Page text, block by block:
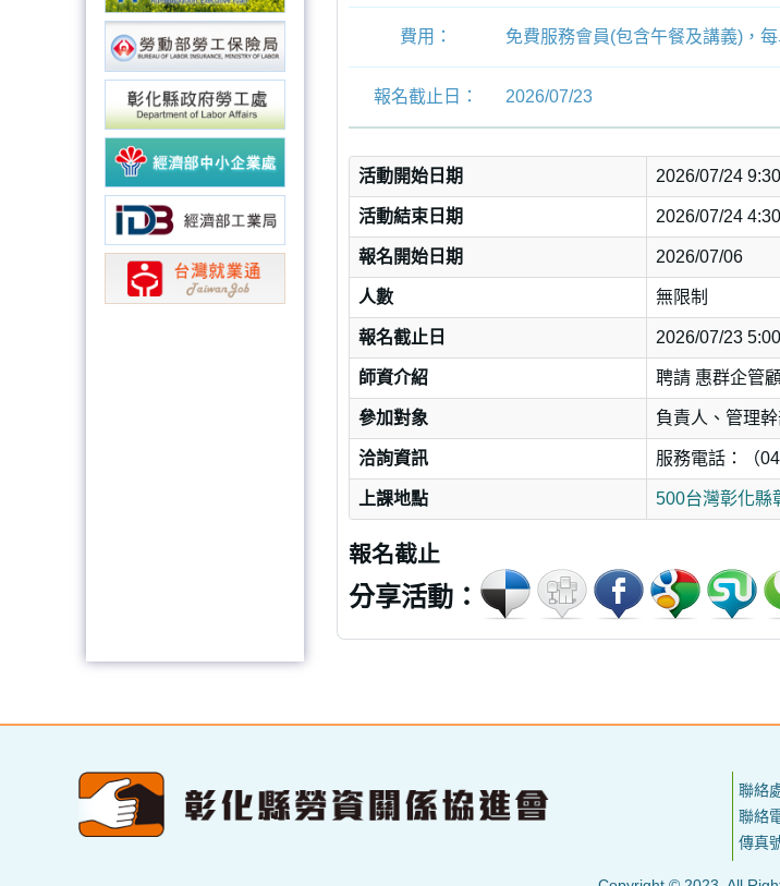
費用： 免費服務會員(包含午餐及講義)，
報名截止日： 2026/07/23
活動開始日期 2026/07/24
活動結束日期 2026/07/24
報名開始日期 2026/07/06
人數 無限制
報名截止日 2026/07/23
師資介紹 聘請 惠群企管
參加對象 負責人、管理
洽詢資訊 服務電話：（
上課地點 500台灣彰化縣
報名截止
分享活動：
聯絡
聯絡
傳真